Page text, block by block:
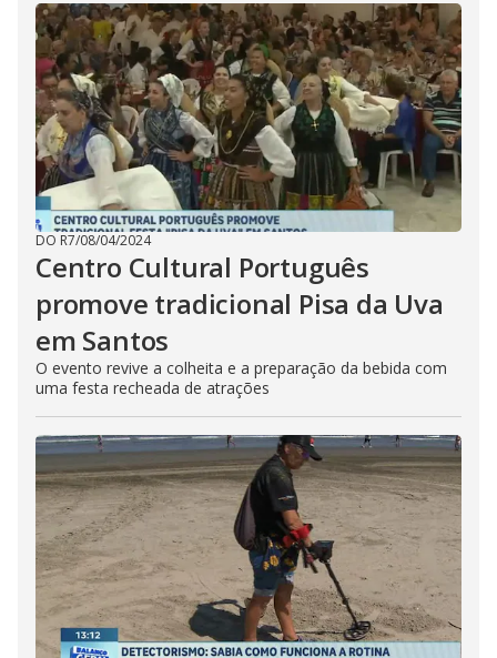
DO R7/08/04/2024
Centro Cultural Português
promove tradicional Pisa da Uva
em Santos
O evento revive a colheita e a preparação da bebida com
uma festa recheada de atrações